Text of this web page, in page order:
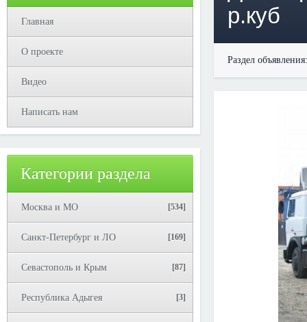
Главная
О проекте
Видео
Написать нам
Категории раздела
Москва и МО [534]
Санкт-Петербург и ЛО [169]
Севастополь и Крым [87]
Республика Адыгея [3]
р.куб
Раздел